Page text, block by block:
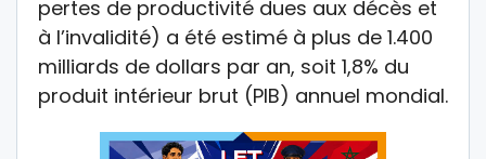
pertes de productivité dues aux décès et
à l’invalidité) a été estimé à plus de 1.400
milliards de dollars par an, soit 1,8% du
produit intérieur brut (PIB) annuel mondial.